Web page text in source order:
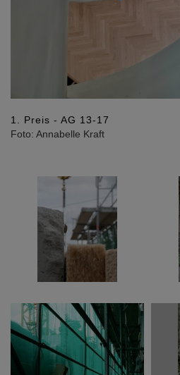
1. Preis - AG 13-17
Foto: Annabelle Kraft